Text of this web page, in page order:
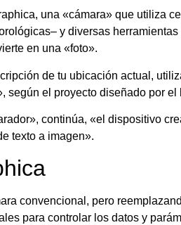
una «cámara» que utiliza
y diversas herramientas
en una «foto».
de tu ubicación actual,
según el proyecto diseñado por
continúa, «el dispositivo
texto a imagen».
convencional, pero
para controlar los datos y